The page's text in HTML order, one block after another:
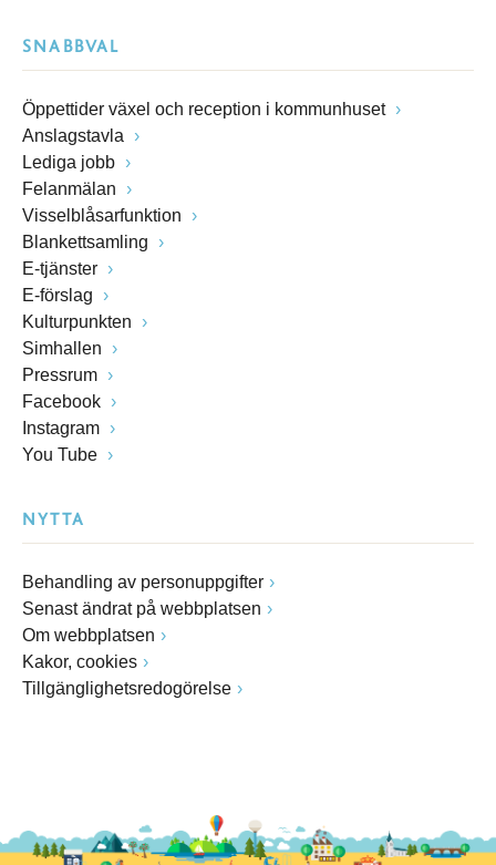
SNABBVAL
Öppettider växel och reception i kommunhuset
Anslagstavla
Lediga jobb
Felanmälan
Visselblåsarfunktion
Blankettsamling
E-tjänster
E-förslag
Kulturpunkten
Simhallen
Pressrum
Facebook
Instagram
You Tube
NYTTA
Behandling av personuppgifter
Senast ändrat på webbplatsen
Om webbplatsen
Kakor, cookies
Tillgänglighetsredogörelse